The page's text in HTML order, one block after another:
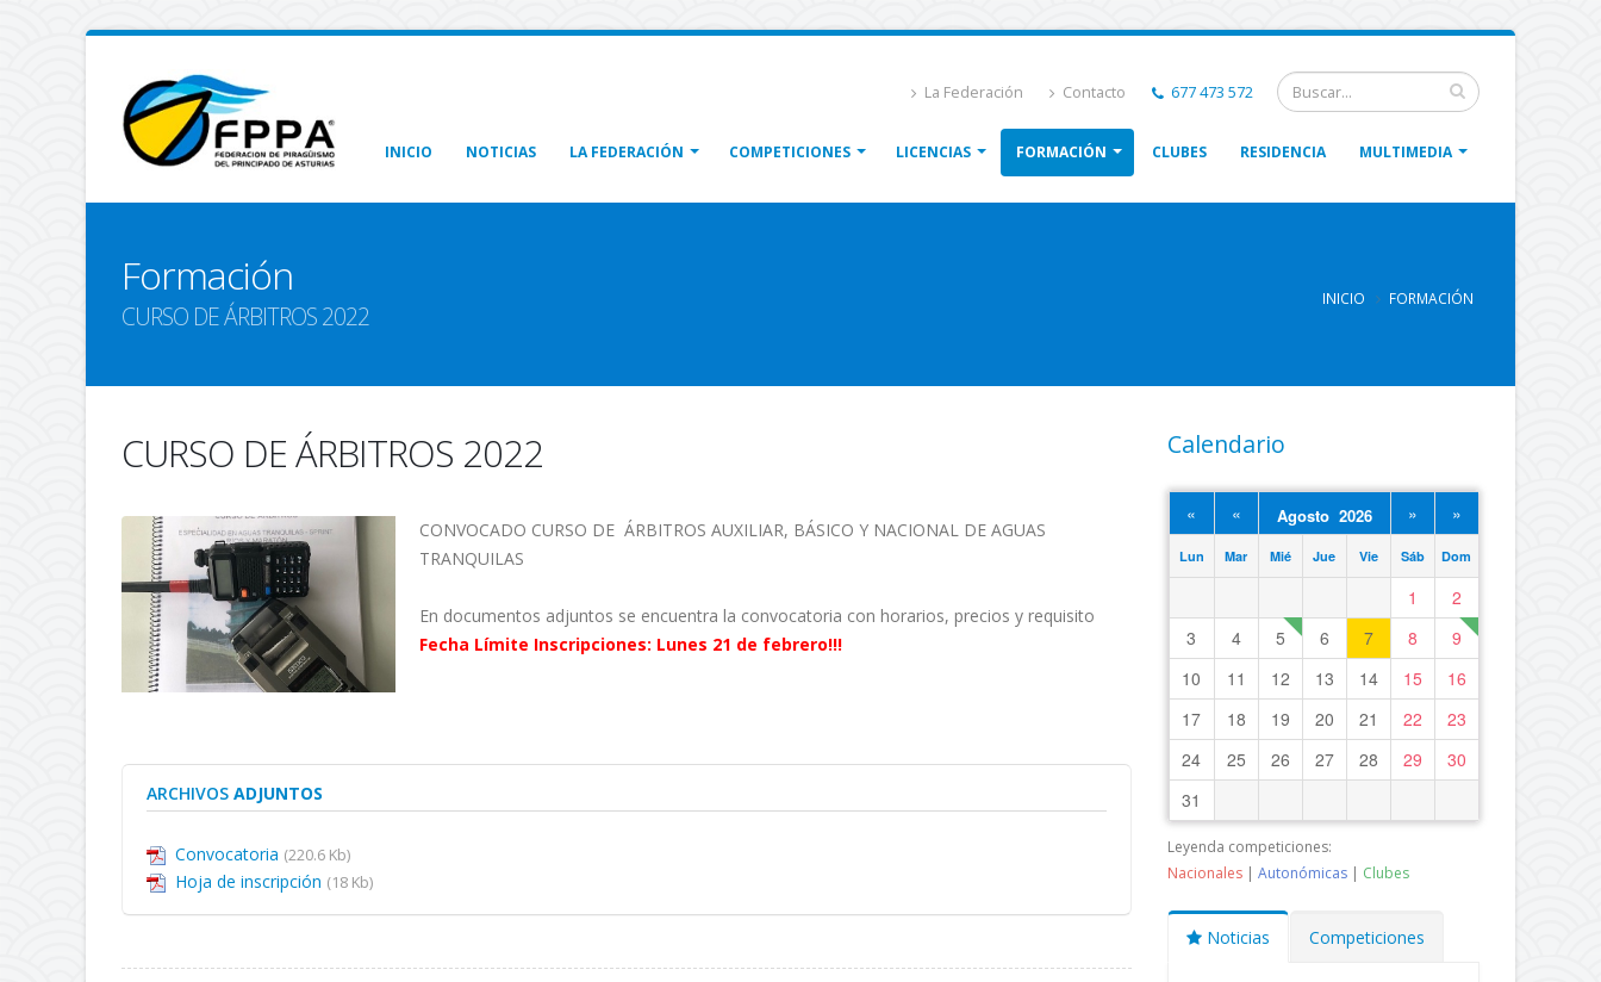
La Federación Contacto 677 473 572
INICIO NOTICIAS LA FEDERACIÓN COMPETICIONES LICENCIAS FORMACIÓN CLUBES RESIDENCIA MULTIMEDIA
Formación
CURSO DE ÁRBITROS 2022
INICIO FORMACIÓN
CURSO DE ÁRBITROS 2022
CONVOCADO CURSO DE ÁRBITROS AUXILIAR, BÁSICO Y NACIONAL DE AGUAS
TRANQUILAS
En documentos adjuntos se encuentra la convocatoria con horarios, precios y requisito
Fecha Límite Inscripciones: Lunes 21 de febrero!!!
ARCHIVOS ADJUNTOS
Convocatoria (220.6 Kb)
Hoja de inscripción (18 Kb)
Calendario
« « Agosto 2026 » »
Lun Mar Mié Jue Vie Sáb Dom
1
2
3
4 5 6 7 8
9
10
11 12 13 14 15
16
17
18 19 20 21 22
23
24
25 26 27 28 29
30
31
Leyenda competiciones:
Nacionales| Autonómicas| Clubes
Noticias Competiciones